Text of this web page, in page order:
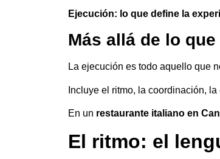
Ejecución: lo que define la
Más allá de lo que
La ejecución es todo aquello que
Incluye el ritmo, la coordinación,
En un restaurante italiano en
El ritmo: el